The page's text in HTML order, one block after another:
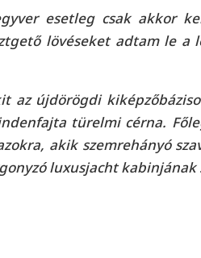
esetleg csak akkor
lövéseket adtam le
az újdörögdi
türelmi cérna.
akik szemrehányó
luxusjacht